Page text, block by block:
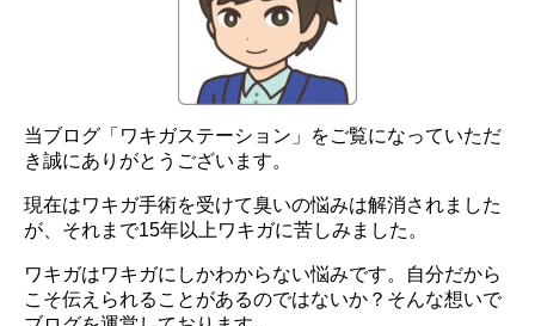
当ブログ「ワキガステーション」をご覧になっていただ
き誠にありがとうございます。
現在はワキガ手術を受けて臭いの悩みは解消されました
が、それまで15年以上ワキガに苦しみました。
ワキガはワキガにしかわからない悩みです。自分だから
こそ伝えられることがあるのではないか？そんな想いで